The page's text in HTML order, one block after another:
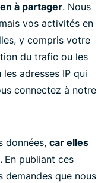
à partager. Nous
vos activités en
y compris votre
du trafic ou les
adresses IP qui
connectez à notre
données, car elles
En publiant ces
demandes que nous